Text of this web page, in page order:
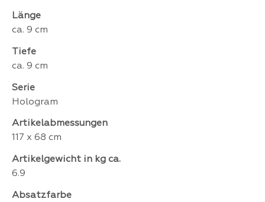
Länge
ca. 9 cm
Tiefe
ca. 9 cm
Serie
Hologram
Artikelabmessungen
117 x 68 cm
Artikelgewicht in kg ca.
6.9
Absatzfarbe